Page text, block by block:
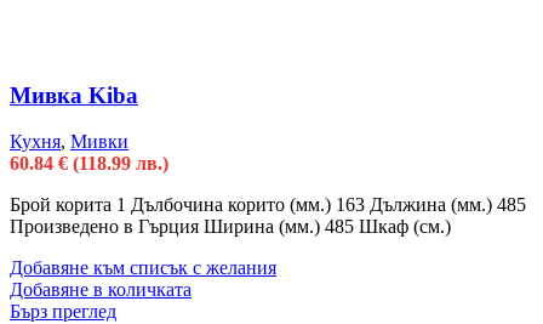
Мивка Kiba
Кухня, Мивки
60.84 € (118.99 лв.)
Брой корита 1 Дълбочина корито (мм.) 163 Дължина (мм.) 485
Произведено в Гърция Ширина (мм.) 485 Шкаф (см.)
Добавяне към списък с желания
Добавяне в количката
Бърз преглед